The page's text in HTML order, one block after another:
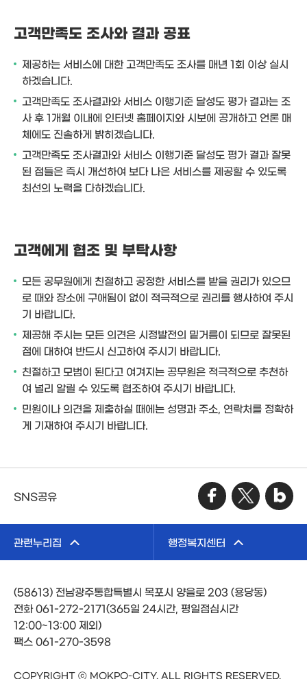
고객만족도 조사와 결과 공표
제공하는 서비스에 대한 고객만족도 조사를 매년 1회 이상 실시
하겠습니다.
고객만족도 조사결과와 서비스 이행기준 달성도 평가 결과는 조
사 후 1개월 이내에 인터넷 홈페이지와 시보에 공개하고 언론 매
체에도 진솔하게 밝히겠습니다.
고객만족도 조사결과와 서비스 이행기준 달성도 평가 결과 잘못
된 점들은 즉시 개선하여 보다 나은 서비스를 제공할 수 있도록
최선의 노력을 다하겠습니다.
고객에게 협조 및 부탁사항
모든 공무원에게 친절하고 공정한 서비스를 받을 권리가 있으므
로 때와 장소에 구애됨이 없이 적극적으로 권리를 행사하여 주시
기 바랍니다.
제공해 주시는 모든 의견은 시정발전의 밑거름이 되므로 잘못된
점에 대하여 반드시 신고하여 주시기 바랍니다.
친절하고 모범이 된다고 여겨지는 공무원은 적극적으로 추천하
여 널리 알릴 수 있도록 협조하여 주시기 바랍니다.
민원이나 의견을 제출하실 때에는 성명과 주소, 연락처를 정확하
게 기재하여 주시기 바랍니다.
SNS공유
관련누리집 행정복지센터
(58613) 전남광주통합특별시 목포시 양을로 203 (용당동)
전화 061-272-2171(365일 24시간, 평일점심시간
12:00~13:00 제외)
팩스 061-270-3598
COPYRIGHT ⓒ MOKPO-CITY. ALL RIGHTS RESERVED.